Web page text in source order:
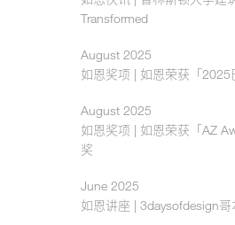
Transformed
August 2025
如恩奖项 | 如恩荣获「
August 2025
如恩奖项 | 如恩荣获「AZ
奖
June 2025
如恩讲座 | 3daysofdesign